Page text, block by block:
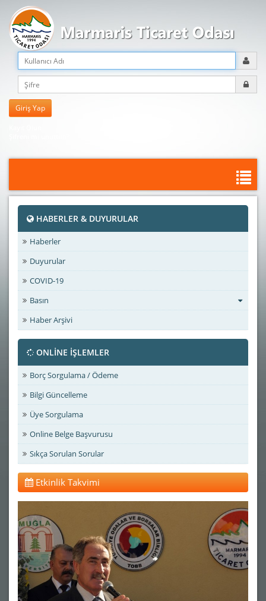
HABERLER & DUYURULAR
Haberler
Duyurular
COVID-19
Basın
Haber Arşivi
ONLİNE İŞLEMLER
Borç Sorgulama / Ödeme
Bilgi Güncelleme
Üye Sorgulama
Online Belge Başvurusu
Sıkça Sorulan Sorular
Etkinlik Takvimi